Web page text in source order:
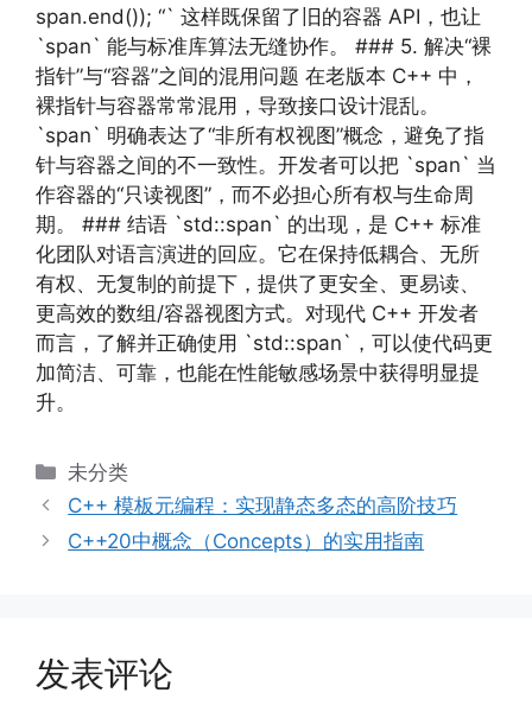
span.end()); “` 这样既保留了旧的容器 API，也让
`span` 能与标准库算法无缝协作。 ### 5. 解决“裸
指针”与“容器”之间的混用问题 在老版本 C++ 中，
裸指针与容器常常混用，导致接口设计混乱。
`span` 明确表达了“非所有权视图”概念，避免了指
针与容器之间的不一致性。开发者可以把 `span` 当
作容器的“只读视图”，而不必担心所有权与生命周
期。 ### 结语 `std::span` 的出现，是 C++ 标准
化团队对语言演进的回应。它在保持低耦合、无所
有权、无复制的前提下，提供了更安全、更易读、
更高效的数组/容器视图方式。对现代 C++ 开发者
而言，了解并正确使用 `std::span`，可以使代码更
加简洁、可靠，也能在性能敏感场景中获得明显提
升。
分
类
未分类
C++ 模板元编程：实现静态多态的高阶技巧
C++20中概念（Concepts）的实用指南
发表评论